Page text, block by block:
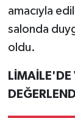
amacıyla
salonda
oldu.
LİMAİLE'DE